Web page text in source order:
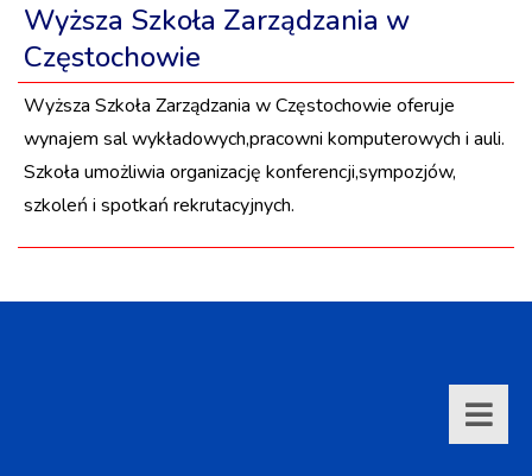
Wyższa Szkoła Zarządzania w
Częstochowie
Wyższa Szkoła Zarządzania w Częstochowie oferuje
wynajem sal wykładowych,pracowni komputerowych i auli.
Szkoła umożliwia organizację konferencji,sympozjów,
szkoleń i spotkań rekrutacyjnych.